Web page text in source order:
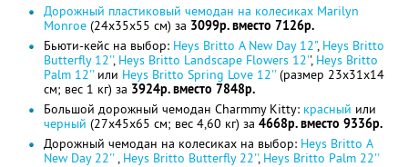
Дорожный пластиковый чемодан на колесиках Marilyn
Monroe (24x35x55 см) за 3099р. вместо 7126р.
Бьюти-кейс на выбор: Heys Britto A New Day 12", Heys Britto
Butterfly 12'', Heys Britto Landscape Flowers 12'', Heys Britto
Palm 12''или Heys Britto Spring Love 12''(размер 23x31x14
см; вес 1 кг) за 3924р. вместо 7848р.
Большой дорожный чемодан Charmmy Kitty: красный или
черный (27x45x65 см; вес 4,60 кг) за 4668р. вместо 9336р.
Дорожный чемодан на колесиках на выбор: Heys Britto A
New Day 22'', Heys Britto Butterfly 22'', Heys Britto Palm 22''